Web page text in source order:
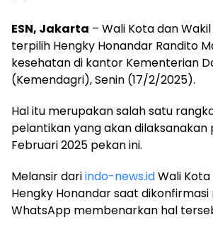
ESN, Jakarta – Wali Kota dan
terpilih Hengky Honandar Randito
kesehatan di kantor Kementerian
(Kemendagri), Senin (17/2/2025).
Hal itu merupakan salah satu
pelantikan yang akan dilaksanakan
Februari 2025 pekan ini.
Melansir dariindo-news.idWali
Hengky Honandar saat
WhatsApp membenarkan hal